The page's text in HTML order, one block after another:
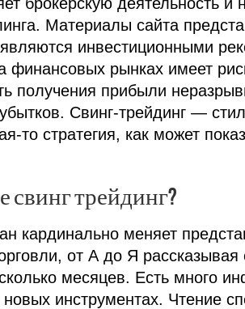
Материалы сайта
инвестиционными
финансовых рынках имеет
получения прибыли
Свинг-трейдинг —
то стратегия, как может
свинг трейдинг?
кардинально меняет
от А до Я
месяцев. Есть много
инструментах. Чтение